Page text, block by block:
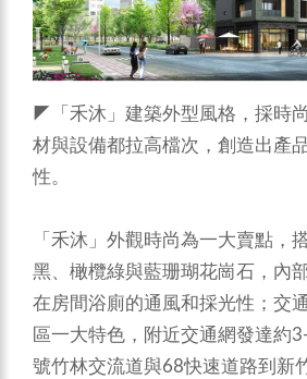
◤「禾沐」建築外型風格，採時
材與設備都拉高檔次，創造出產
性。
「禾沐」外觀時尚為一大賣點，
黑、橄欖綠與藍珊瑚花崗石，內
在房間浴廁的通風和採光性；交
區一大特色，附近交通網發達約
號竹林交流道與68快速道路到新